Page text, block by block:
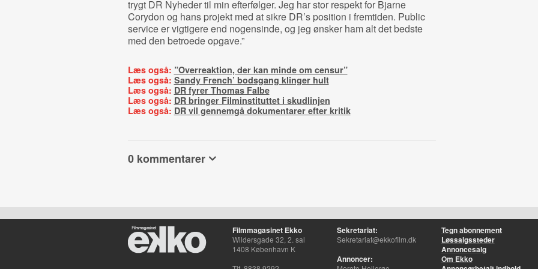
trygt DR Nyheder til min efterfølger. Jeg har stor respekt for Bjarne
Corydon og hans projekt med at sikre DR’s position i fremtiden. Public
service er vigtigere end nogensinde, og jeg ønsker ham alt det bedste
med den betroede opgave.”
Læs også: ”Overreaktion, der kan minde om censur”
Læs også: Sandy French’ bodsgang klinger hult
Læs også: DR fyrer Thomas Falbe
Læs også: DR bringer Filminstituttet i skudlinjen
Læs også: DR vil gennemgå dokumentarer efter kritik
0 kommentarer
Filmmagasinet Ekko
Wildersgade 32, 2. sal
1408 København K
Sekretariat:
Sekretariat@ekkofilm.dk
Annoncer:
Tegn abonnement
Løssalgssteder
Annoncesalg
Om Ekko